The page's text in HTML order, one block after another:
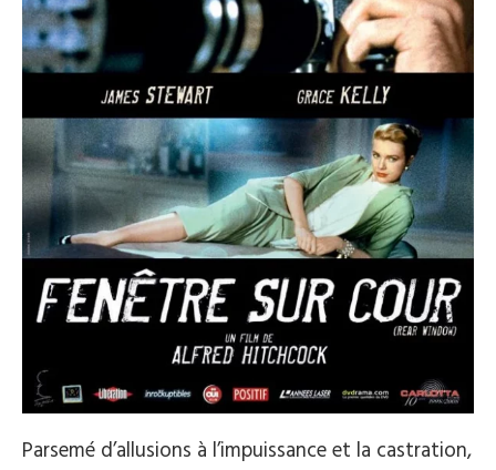
Parsemé d’allusions à l’impuissance et la castration,